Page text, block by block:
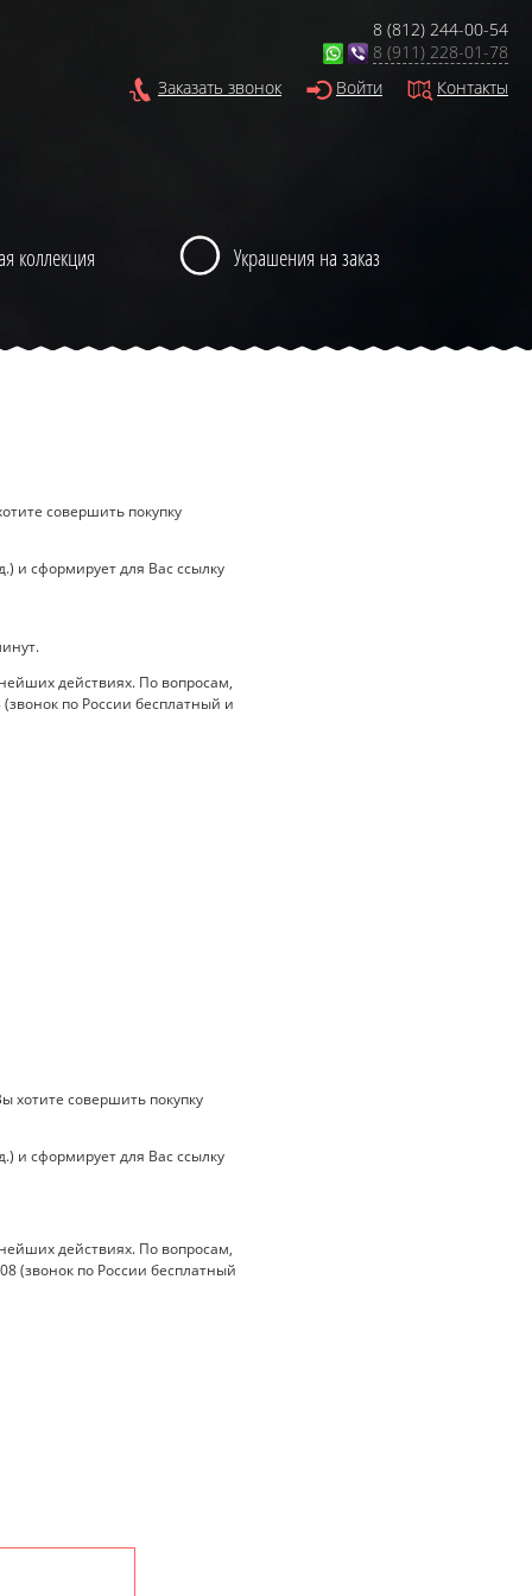
8 (812) 244-00-54
8 (911) 228-01-78
Заказать звонок
Войти Контакты
коллекция Украшения на заказ
совершить покупку
и сформирует для Вас ссылку
действиях. По вопросам,
по России бесплатный и
хотите совершить покупку
и сформирует для Вас ссылку
действиях. По вопросам,
(звонок по России бесплатный